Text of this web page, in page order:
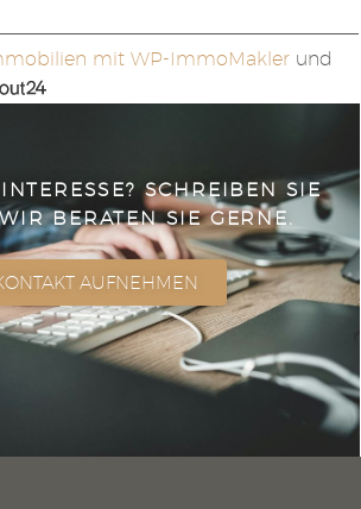
mit WP-ImmoMakler und
SCHREIBEN SIE
BERATEN SIE GERNE.
AUFNEHMEN